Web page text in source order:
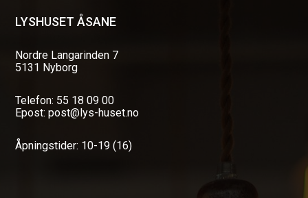
LYSHUSET ÅSANE
Nordre Langarinden 7
5131 Nyborg
Telefon: 55 18 09 00
Epost: post@lys-huset.no
Åpningstider: 10-19 (16)